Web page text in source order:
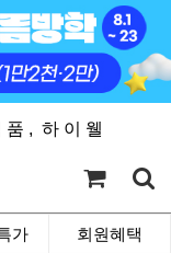
, 하 이 웰
가 회원혜택